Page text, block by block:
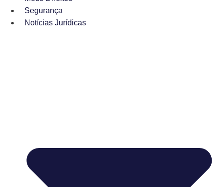
Segurança
Notícias Jurídicas